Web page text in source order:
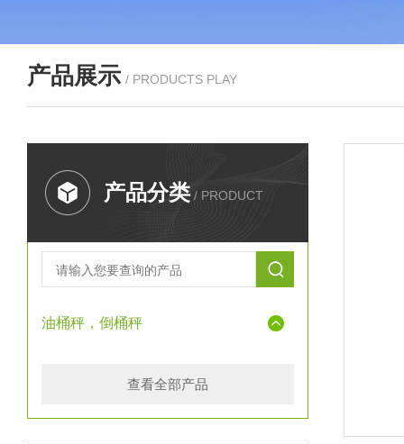
产品展示 / PRODUCTS PLAY
产品分类 / PRODUCT
油桶秤，倒桶秤
查看全部产品